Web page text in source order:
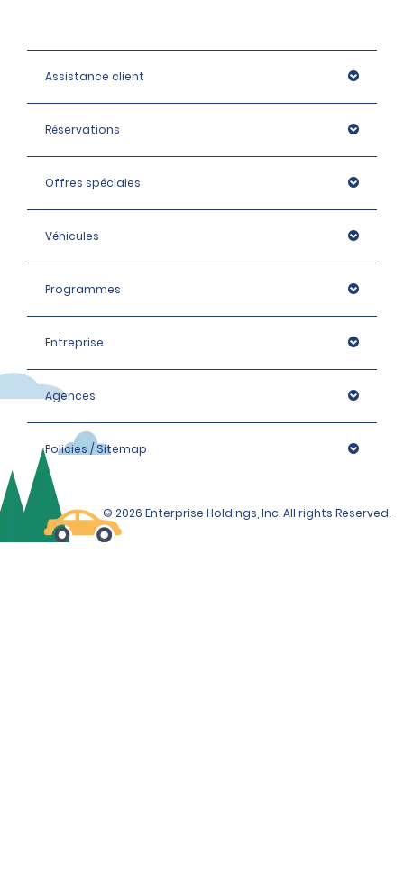
Assistance client
Réservations
Offres spéciales
Véhicules
Programmes
Entreprise
Agences
Policies / Sitemap
© 2026 Enterprise Holdings, Inc. All rights Reserved.